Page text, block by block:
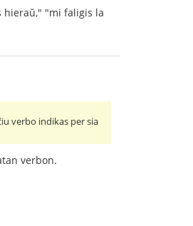
hieraŭ," "mi faligis la
verbo indikas per sia
verbon.